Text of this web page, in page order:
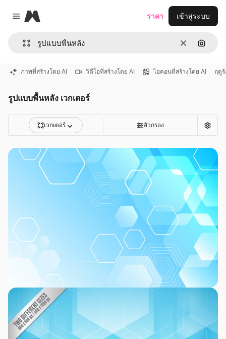
Close menu
Magnific
ชัดเจนค้นหา
ราคา เข้าสู่ระบบ
ภาพที่สร้างโดย AI วิดีโอที่สร้างโดย AI ไอคอนที่สร้างโดย AI ฤดู
รูปแบบพื้นหลัง เวกเตอร์
เวกเตอร์ ตัวกรอง